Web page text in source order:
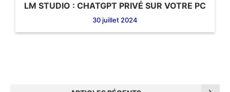
LM STUDIO : CHATGPT PRIVÉ SUR VOTRE PC
30 juillet 2024